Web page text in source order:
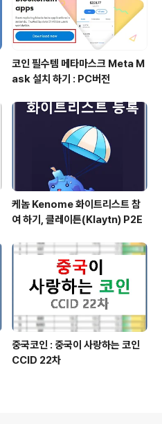
코인 필수템 메타마스크 Meta M
ask 설치 하기 : PC버전
케놈 Kenome 화이트리스트 참
여 하기, 클레이튼(Klaytn) P2E
중국코인 : 중국이 사랑하는 코인
CCID 22차